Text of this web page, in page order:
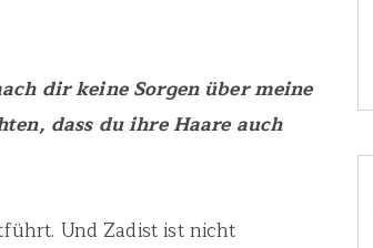
dir keine Sorgen über meine
dass du ihre Haare auch
Und Zadist ist nicht